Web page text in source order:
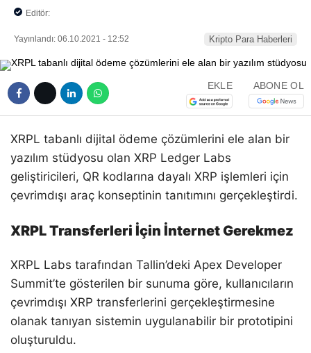
Editör:
Yayınlandı: 06.10.2021 - 12:52 Kripto Para Haberleri
EKLE ABONE OL
XRPL tabanlı dijital ödeme çözümlerini ele alan bir
yazılım stüdyosu olan XRP Ledger Labs
geliştiricileri, QR kodlarına dayalı XRP işlemleri için
çevrimdışı araç konseptinin tanıtımını gerçekleştirdi.
XRPL Transferleri İçin İnternet Gerekmez
XRPL Labs tarafından Tallin’deki Apex Developer
Summit’te gösterilen bir sunuma göre, kullanıcıların
çevrimdışı XRP transferlerini gerçekleştirmesine
olanak tanıyan sistemin uygulanabilir bir prototipini
oluşturuldu.